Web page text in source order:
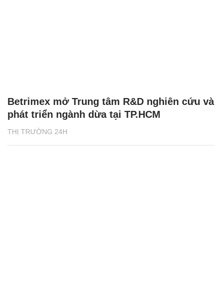
THỊ TRƯỜNG 24H
Betrimex mở Trung tâm R&D nghiên cứu và
phát triển ngành dừa tại TP.HCM